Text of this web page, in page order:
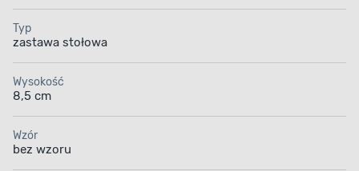
Typ
zastawa stołowa
Wysokość
8,5 cm
Wzór
bez wzoru